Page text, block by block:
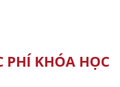
PHÍ KHÓA HỌC